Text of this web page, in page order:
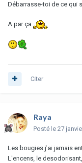
Débarrasse-toi de ce qui
A par ça
Citer
Raya
Posté le 27
Les bougies j'ai jamais
L'encens, le